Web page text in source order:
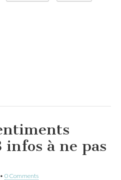
infos à ne pas
• 0 Comments